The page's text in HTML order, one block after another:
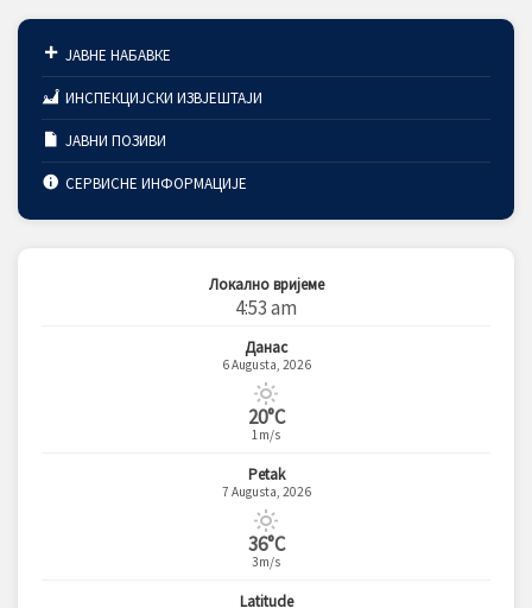
ЈАВНЕ НАБАВКЕ
ИНСПЕКЦИЈСКИ ИЗВЈЕШТАЈИ
ЈАВНИ ПОЗИВИ
СЕРВИСНЕ ИНФОРМАЦИЈЕ
Локално вријеме
4:53 am
Данас
6 Augusta, 2026
20°C
1m/s
Petak
7 Augusta, 2026
36°C
3m/s
Latitude